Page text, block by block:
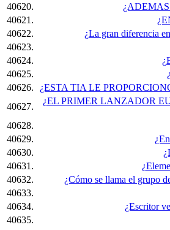
40620.
40621.
40622.
¿La gran diferencia
40623.
40624.
40625.
40626.
¿ESTA TIA LE
40627.
¿EL PRIMER LANZADOR
40628.
40629.
40630.
40631.
40632.
¿Cómo se llama el grupo
40633.
40634.
¿Escritor
40635.